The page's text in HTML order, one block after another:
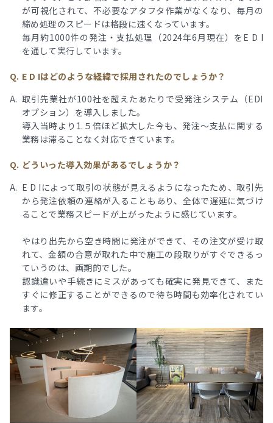
が可視化されて、不必要なアタフタ作業がなくなり、毎月の
締め処理のスピードは格段に速くなっています。
毎月約1000件の発注・支払処理（2024年6月現在）をE D I
を通して実行しています。
E D Iはどのような経緯で採用されたのでしょうか？
取引先業社が100社を超えたあたりで受発注システム（EDI
オプション）を導入しました。
導入当時より1.５倍ほど拡大した今も、発注〜支払に関する
業務は滞ることなく対応できています。
どういった導入効果があるでしょうか？
E D Iによって取引の状態が見えるようになったため、取引先
から発注依頼の連絡が入ることもあり、全体で遅延に気づけ
ることで業務スピードが上がったように感じています。
やはり出先から空き時間に発注ができて、その注文が受け取
れて、金額の合意が取れた中で施工の段取りがすぐできるっ
ていうのは、画期的でした。
認識違いや手続きにミスがあっても確実に発見できて、また
すぐに修正することができるので待ち時間も効率化されてい
ます。